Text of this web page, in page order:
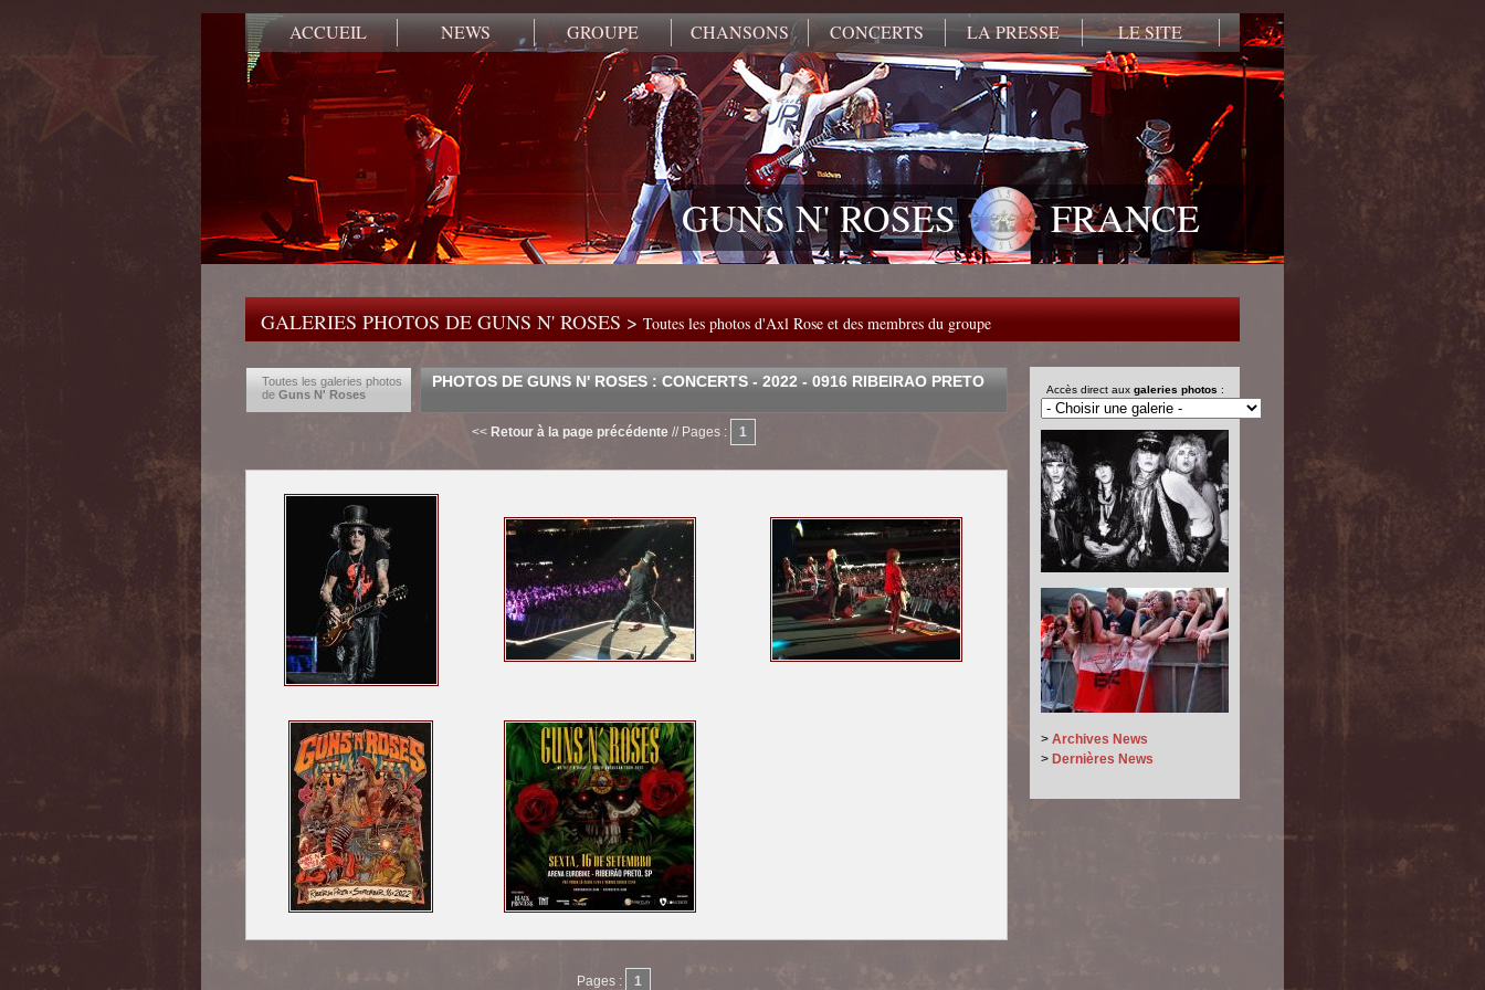
ACCUEIL NEWS GROUPE CHANSONS CONCERTS LA PRESSE LE SITE
GUNS N' ROSES FRANCE
GALERIES PHOTOS DE GUNS N' ROSES > Toutes les photos d'Axl Rose et des membres du groupe
Toutes les galeries photos
de Guns N' Roses
PHOTOS DE GUNS N' ROSES : CONCERTS - 2022 - 0916 RIBEIRAO PRETO
<< Retour à la page précédente // Pages : 1
Pages : 1
Accès direct aux galeries photos :
> Archives News
> Dernières News